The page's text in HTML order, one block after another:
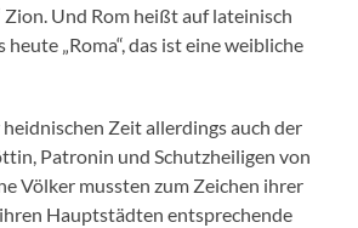
Zion. Und Rom heißt auf lateinisch
„Roma“, das ist eine weibliche
heidnischen Zeit allerdings auch der
Patronin und Schutzheiligen von
Völker mussten zum Zeichen ihrer
Hauptstädten entsprechende